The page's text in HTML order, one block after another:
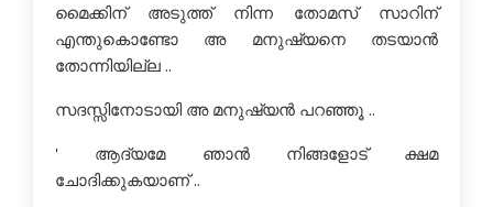
മൈക്കിന് അടുത്ത് നിന്ന തോമസ്‌ സാറിന്
എന്തുകൊണ്ടോ അ മനുഷ്യനെ തടയാന്‍
തോന്നിയില്ല ..
സദസ്സിനോടായി അ മനുഷ്യന്‍ പറഞ്ഞൂ ..
' ആദ്യമേ ഞാന്‍ നിങ്ങളോട് ക്ഷമ
ചോദിക്കുകയാണ് ..